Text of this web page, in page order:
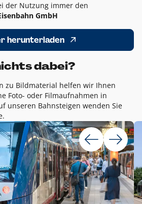
der Nutzung immer den
GmbH
herunterladen
dabei?
zu Bildmaterial helfen wir Ihnen
Foto- oder Filmaufnahmen in
unseren Bahnsteigen wenden Sie